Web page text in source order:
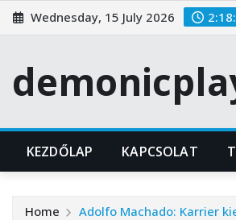
Skip
to
Wednesday, 15 July 2026
KEZDŐLAP KAPCSOLAT
Home Adolfo Machado: Karrier